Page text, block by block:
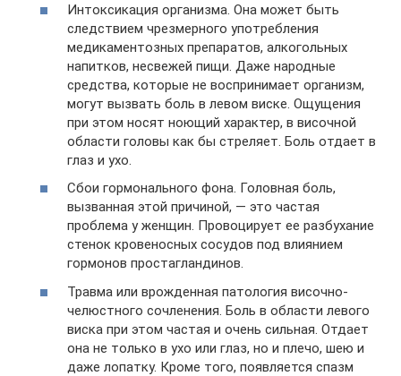
Интоксикация организма. Она может быть
следствием чрезмерного употребления
медикаментозных препаратов, алкогольных
напитков, несвежей пищи. Даже народные
средства, которые не воспринимает организм,
могут вызвать боль в левом виске. Ощущения
при этом носят ноющий характер, в височной
области головы как бы стреляет. Боль отдает в
глаз и ухо.
Сбои гормонального фона. Головная боль,
вызванная этой причиной, — это частая
проблема у женщин. Провоцирует ее разбухание
стенок кровеносных сосудов под влиянием
гормонов простагландинов.
Травма или врожденная патология височно-
челюстного сочленения. Боль в области левого
виска при этом частая и очень сильная. Отдает
она не только в ухо или глаз, но и плечо, шею и
даже лопатку. Кроме того, появляется спазм